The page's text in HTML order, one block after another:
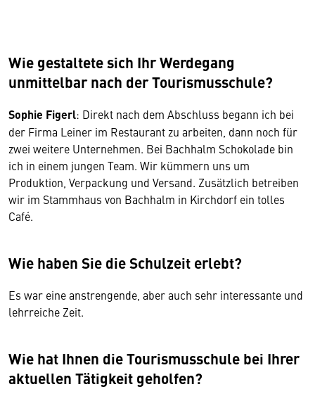
Wie gestaltete sich Ihr Werdegang
unmittelbar nach der Tourismusschule?
Sophie Figerl: Direkt nach dem Abschluss begann ich bei
der Firma Leiner im Restaurant zu arbeiten, dann noch für
zwei weitere Unternehmen. Bei Bachhalm Schokolade bin
ich in einem jungen Team. Wir kümmern uns um
Produktion, Verpackung und Versand. Zusätzlich betreiben
wir im Stammhaus von Bachhalm in Kirchdorf ein tolles
Café.
Wie haben Sie die Schulzeit erlebt?
Es war eine anstrengende, aber auch sehr interessante und
lehrreiche Zeit.
Wie hat Ihnen die Tourismusschule bei Ihrer
aktuellen Tätigkeit geholfen?